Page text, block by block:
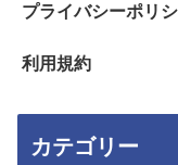
プライバシーポリ
利用規約
カテゴリー